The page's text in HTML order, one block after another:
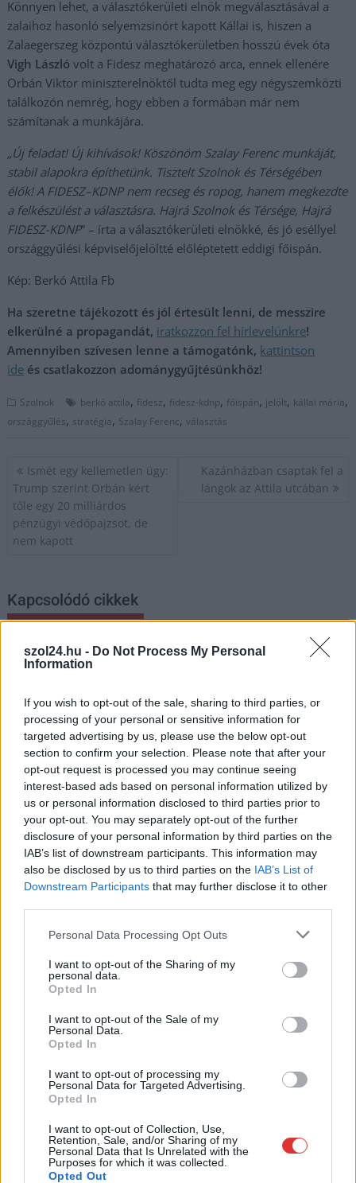
szol24.hu - Do Not Process My Personal
Information
If you wish to opt-out of the sale, sharing to third parties, or
processing of your personal or sensitive information for
targeted advertising by us, please use the below opt-out
section to confirm your selection. Please note that after your
opt-out request is processed you may continue seeing
interest-based ads based on personal information utilized by
us or personal information disclosed to third parties prior to
your opt-out. You may separately opt-out of the further
disclosure of your personal information by third parties on the
IAB’s list of downstream participants. This information may
also be disclosed by us to third parties on the IAB’s List of
Downstream Participants that may further disclose it to other
Please note that this website/app uses one or more Google
not limited to your visit or usage behaviour. You may click to
grant or deny consent to Google and its third-party tags to
use your data for below specified purposes in below Google
consent section.
Personal Data Processing Opt Outs
I want to opt-out of the Sharing of my
personal data.
Opted In
I want to opt-out of the Sale of my
Personal Data.
Opted In
I want to opt-out of processing my
Personal Data for Targeted Advertising.
Opted In
I want to opt-out of Collection, Use,
Retention, Sale, and/or Sharing of my
Personal Data that Is Unrelated with the
Purposes for which it was collected.
Opted Out
Könnyen lehet, a választókerületi elnök megválasztásával a
zalaihoz hasonló selyemzsinórt kapott Kállai is, hiszen a
Zalaegerszeg központú választókerületben hosszú évek óta
Vigh László volt a Fidesz meghatározó arca, ennek ellenére
Orbán Viktor miniszterelnöktől tudta meg egy négyszemközti
találkozón nemrég, hogy ebben a formában már nem
számítanak a munkájára.
„Új feladat! Új kihívások! Köszönöm Szalay Ferenc munkáját,
stabil alapokra építhetünk. Tisztelt Szolnok és Térségében
élők! A FIDESZ–KDNP nem recseg és ropog, hanem megkezdte
a felkészülést a választásra. Hajrá Szolnok és Térsége, Hajrá
FIDESZ-KDNP” – írta a választókerületi elnökké, és jó eséllyel
országgyűlési képviselőjelöltté előléptetett eddigi főispán.
Kép: Berkó Attila Fb
Ha szeretne tájékozott és jól értesült lenni, de messzire
elkerülné a propagandát, iratkozzon fel hírlevelünkre!
Amennyiben szívesen lenne a támogatónk, kattintson
ide és csatlakozzon adománygyűjtésünkhöz!
Szolnok berkó attila, fidesz, fidesz-kdnp, főispán, jelölt, kállai mária,
országgyűlés, stratégia, Szalay Ferenc,választás
Bejegyzés
navigáció
Ismét egy kellemetlen ügy:
Trump szerint Orbán kért
tőle egy 20 milliárdos
pénzügyi védőpajzsot, de
nem kapott
Kazánházban csaptak fel a
lángok az Attila utcában
Kapcsolódó cikkek
2026.08.07. Kiss Lajos
Szolnokon egy kulcsfontosságú körforgalmat
Az aszfalt olyan nagymértékben károsodott, hogy már
nemigen lehet tovább húzni a javítási munkálatokat, ezzel
viszont...